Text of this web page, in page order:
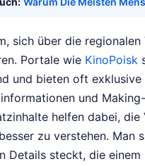
sich über die
Portale wie KinoPoisk
und bieten oft exklusive
und
helfen dabei, die
zu verstehen. Man
Details steckt, die einem